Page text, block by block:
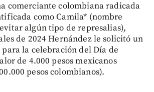
comerciante colombiana radicada
como Camila* (nombre
algún tipo de represalias),
de 2024 Hernández le solicitó un
la celebración del Día de
de 4.000 pesos mexicanos
pesos colombianos).